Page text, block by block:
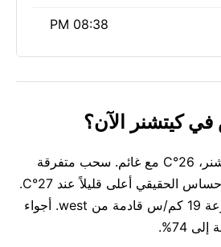
08:38 PM
كيتشنر الآن؟
الجو دافئ حاليًا في كيتشنر، 26°C مع غائم. سحب متفرقة
تقطع أشعة الشمس. الإحساس الحقيقي أعلى قليلاً عند 27°C.
هناك رياح ملحوظة بسرعة 19 كم/س قادمة من west. أجواء
74%.